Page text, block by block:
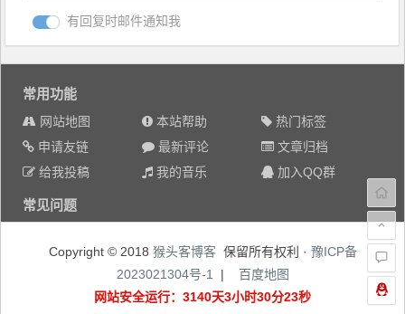
有回复时邮件通知我
常用功能
网站地图 本站帮助
热门标签
申请友链
最新评论
文章归档
给我投稿
我的音乐 加入QQ群
常见问题
Copyright © 2018 猴头客博客保留所有权利 · 豫ICP备
2023021304号-1 |
百度地图
网站安全运行：3140天3小时30分23秒